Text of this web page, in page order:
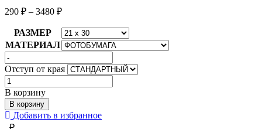
290 ₽ – 3480 ₽
РАЗМЕР
МАТЕРИАЛ
Отступ от края
Количество
товара
ПОБЕГИ
ЛАНДЫША
В корзину
В корзину
Добавить в избранное